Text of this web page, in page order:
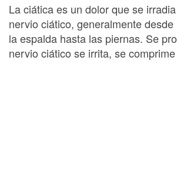
La ciática es un dolor que se
nervio ciático, generalmente
la espalda hasta las piernas. Se
nervio ciático se irrita, se